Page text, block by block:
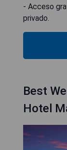
- Acceso
privado.
Best
Hotel